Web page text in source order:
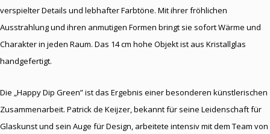
verspielter Details und lebhafter Farbtöne. Mit ihrer fröhlichen
Ausstrahlung und ihren anmutigen Formen bringt sie sofort Wärme und
Charakter in jeden Raum. Das 14 cm hohe Objekt ist aus Kristallglas
handgefertigt.
Die „Happy Dip Green” ist das Ergebnis einer besonderen künstlerischen
Zusammenarbeit. Patrick de Keijzer, bekannt für seine Leidenschaft für
Glaskunst und sein Auge für Design, arbeitete intensiv mit dem Team von